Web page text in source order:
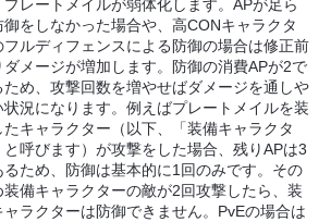
プレートメイルが弱体化します。APが足ら
御をしなかった場合や、高CONキャラクタ
フルディフェンスによる防御の場合は修正前
ダメージが増加します。防御の消費APが2で
ため、攻撃回数を増やせばダメージを通しや
状況になります。例えばプレートメイルを装
たキャラクター（以下、「装備キャラクタ
と呼びます）が攻撃をした場合、残りAPは3
るため、防御は基本的に1回のみです。その
装備キャラクターの敵が2回攻撃したら、装
ャラクターは防御できません。PvEの場合は